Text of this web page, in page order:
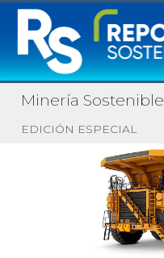
Minería Sostenible
EDICIÓN ESPECIAL